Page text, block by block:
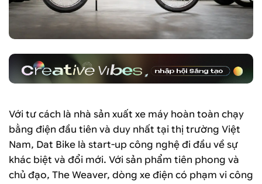
Với tư cách là nhà sản xuất xe máy hoàn toàn chạy
bằng điện đầu tiên và duy nhất tại thị trường Việt
Nam, Dat Bike là start-up công nghệ đi đầu về sự
khác biệt và đổi mới. Với sản phẩm tiên phong và
chủ đạo, The Weaver, dòng xe điện có phạm vi công